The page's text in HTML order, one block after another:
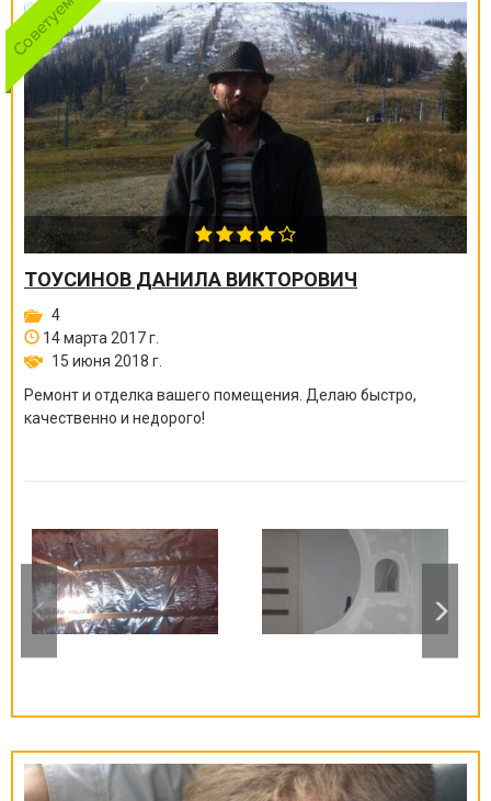
ТОУСИНОВ ДАНИЛА ВИКТОРОВИЧ
4
14 марта 2017 г.
15 июня 2018 г.
Ремонт и отделка вашего помещения. Делаю быстро,
качественно и недорого!